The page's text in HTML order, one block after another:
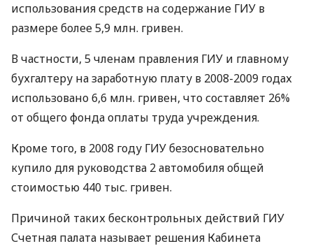
использования средств на содержание ГИУ в
размере более 5,9 млн. гривен.
В частности, 5 членам правления ГИУ и главному
бухгалтеру на заработную плату в 2008-2009 годах
использовано 6,6 млн. гривен, что составляет 26%
от общего фонда оплаты труда учреждения.
Кроме того, в 2008 году ГИУ безосновательно
купило для руководства 2 автомобиля общей
стоимостью 440 тыс. гривен.
Причиной таких бесконтрольных действий ГИУ
Счетная палата называет решения Кабинета